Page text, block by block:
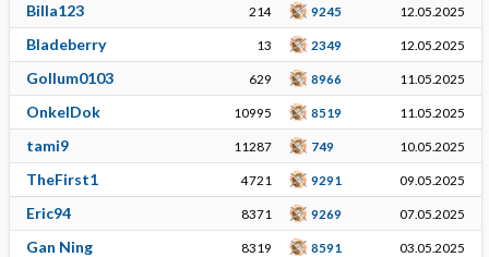
Billa123 214 9245 12.05.2025
Bladeberry 13 2349 12.05.2025
Gollum0103 629 8966 11.05.2025
OnkelDok 10995 8519 11.05.2025
tami9 11287 749 10.05.2025
TheFirst1 4721 9291 09.05.2025
Eric94 8371 9269 07.05.2025
Gan Ning 8319 8591 03.05.2025